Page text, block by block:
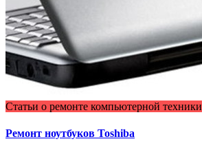
Статьи о ремонте компьютерной техники
Ремонт ноутбуков Toshiba